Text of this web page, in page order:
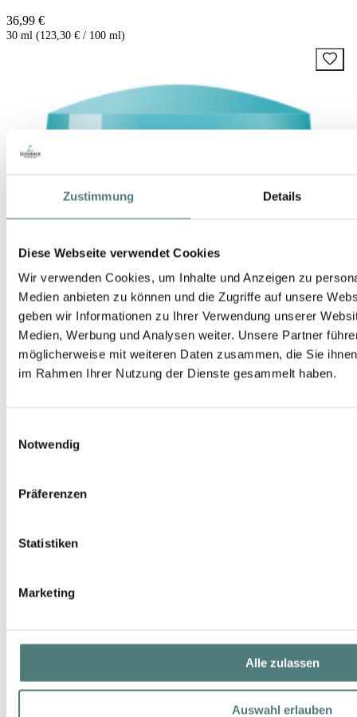
Zustimmung Details
Diese Webseite verwendet Cookies
Wir verwenden Cookies, um Inhalte und Anzeigen zu
Medien anbieten zu können und die Zugriffe auf unsere
geben wir Informationen zu Ihrer Verwendung unserer
Medien, Werbung und Analysen weiter. Unsere Partner
möglicherweise mit weiteren Daten zusammen, die Sie
im Rahmen Ihrer Nutzung der Dienste gesammelt haben.
Notwendig
Präferenzen
Statistiken
Marketing
Alle zulassen
Auswahl erlauben
36,99 €
30 ml (123,30 € / 100 ml)
HILDEGARD BRAUKMANN
16,99 €